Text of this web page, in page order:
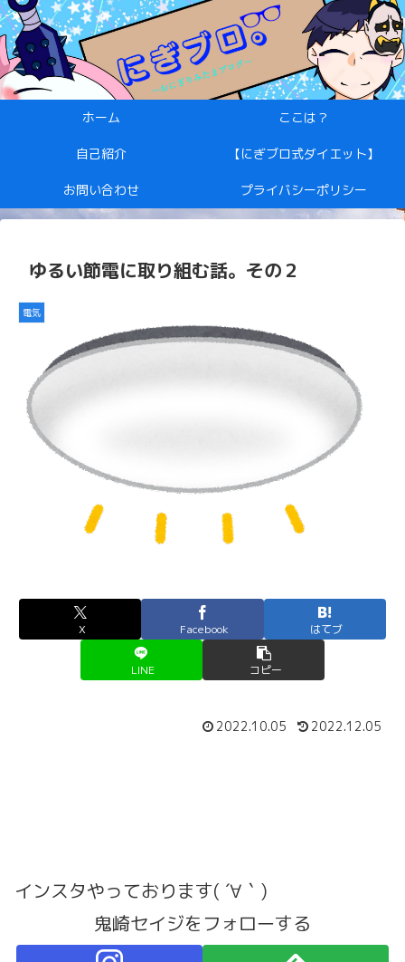
ホーム ここは？
自己紹介 【にぎブロ式ダイエット】
お問い合わせ プライバシーポリシー
ゆるい節電に取り組む話。その２
電気
X Facebook はてブ
LINE コピー
2022.10.05 2022.12.05
インスタやっております( ´∀｀)
鬼崎セイジをフォローする